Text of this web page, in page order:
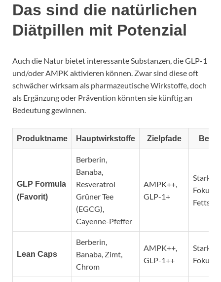
Das sind die natürlichen
Diätpillen mit Potenzial
Auch die Natur bietet interessante Substanzen, die GLP-1
und/oder AMPK aktivieren können. Zwar sind diese oft
schwächer wirksam als pharmazeutische Wirkstoffe, doch
als Ergänzung oder Prävention könnten sie künftig an
Bedeutung gewinnen.
Produktname Hauptwirkstoffe Zielpfade
GLP Formula
(Favorit)
Berberin,
Banaba,
Resveratrol
Grüner Tee
(EGCG),
Cayenne-Pfeffer
AMPK++,
GLP-1+
Starke
Fokus
Lean Caps
Berberin,
Banaba, Zimt,
Chrom
AMPK++,
GLP-1++
Starker
Fokus,